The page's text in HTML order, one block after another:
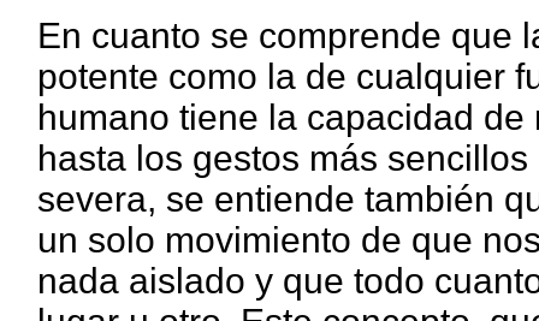
En cuanto se comprende que
potente como la de cualquier
humano tiene la capacidad
hasta los gestos más
severa, se entiende también
un solo movimiento de que
nada aislado y que todo